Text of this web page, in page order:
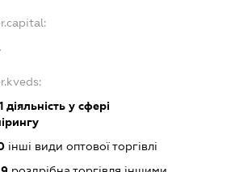
діяльність у сфері
інші види оптової торгівлі